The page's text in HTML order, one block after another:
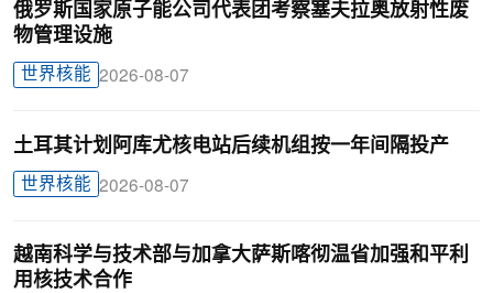
俄罗斯国家原子能公司代表团考察塞夫拉奥放射性废
物管理设施
世界核能 2026-08-07
土耳其计划阿库尤核电站后续机组按一年间隔投产
世界核能 2026-08-07
越南科学与技术部与加拿大萨斯喀彻温省加强和平利
用核技术合作